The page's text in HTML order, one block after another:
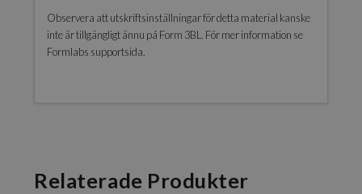
Observera att utskriftsinställningar för detta material kanske
inte är tillgängligt ännu på Form 3BL. För mer information se
Formlabs supportsida.
Relaterade Produkter